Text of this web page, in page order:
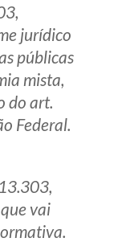
000
jurídico
públicas
mista,
do art.
Federal.
vai